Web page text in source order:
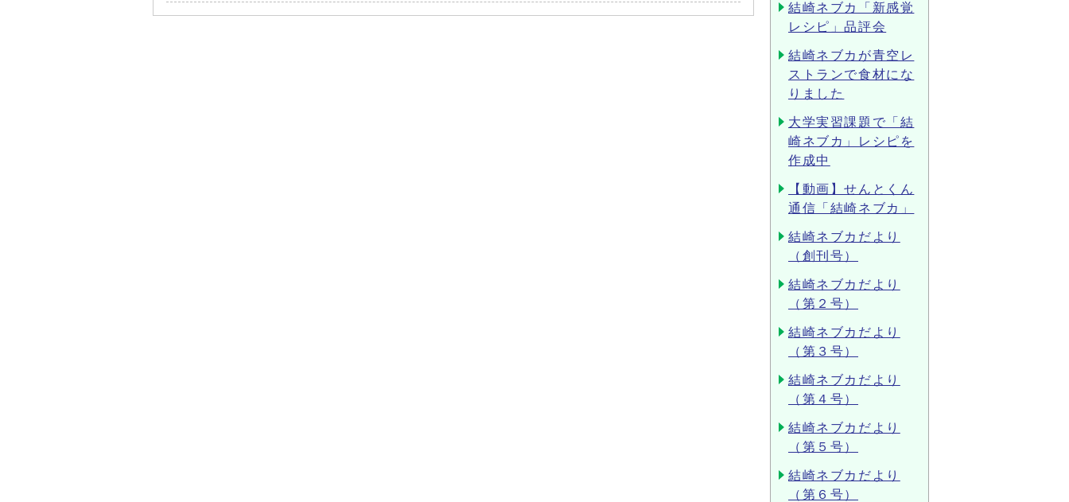
結崎ネブカ「新感覚
レシピ」品評会
結崎ネブカが青空レ
ストランで食材にな
りました
大学実習課題で「結
崎ネブカ」レシピを
作成中
【動画】せんとくん
通信「結崎ネブカ」
結崎ネブカだより
（創刊号）
結崎ネブカだより
（第２号）
結崎ネブカだより
（第３号）
結崎ネブカだより
（第４号）
結崎ネブカだより
（第５号）
結崎ネブカだより
（第６号）